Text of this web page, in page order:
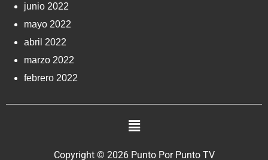
junio 2022
mayo 2022
abril 2022
marzo 2022
febrero 2022
Copyright © 2026 Punto Por Punto TV